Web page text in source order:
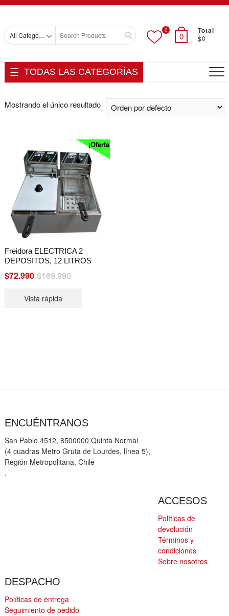
Skip
content
Search
0
0
Total
$0
TODAS LAS CATEGORÍAS
Mostrando el único resultado
¡Oferta!
Freidora ELECTRICA 2
DEPOSITOS, 12 LITROS
$169.990Original
$72.990
Current
Vista rápida
ENCUÉNTRANOS
San Pablo 4512, 8500000 Quinta Normal
(4 cuadras Metro Gruta de Lourdes, línea 5),
Región Metropolitana, Chile
.
ACCESOS
Políticas de
devolución
Términos y
condiciones
Sobre nosotros
DESPACHO
Políticas de entrega
Seguimiento de pedido